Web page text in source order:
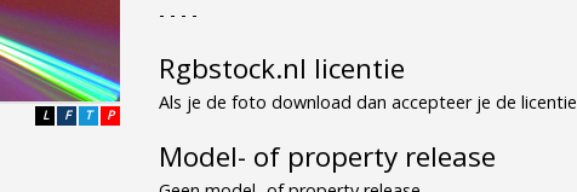
P
T
F
L
- - - -
Rgbstock.nl licentie
Als je de foto download dan accepteer je de licentie
Model- of property release